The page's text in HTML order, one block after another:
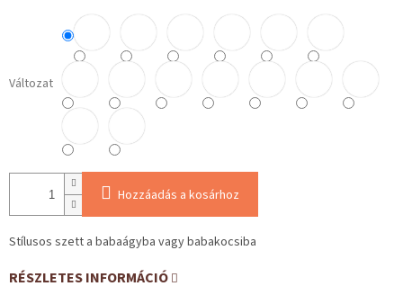
Változat
Hozzáadás a kosárhoz
Stílusos szett a babaágyba vagy babakocsiba
RÉSZLETES INFORMÁCIÓ